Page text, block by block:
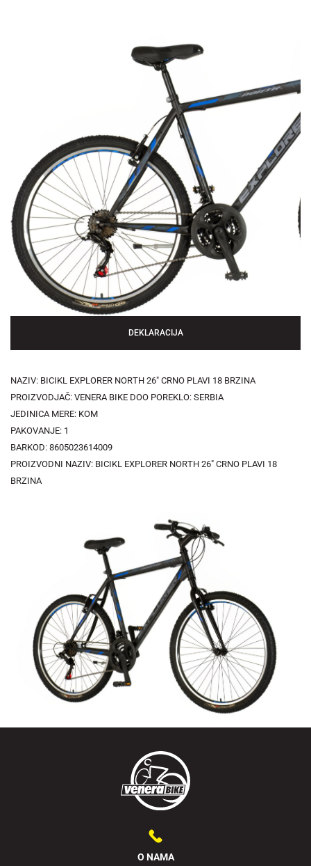
DEKLARACIJA
NAZIV: BICIKL EXPLORER NORTH 26" CRNO PLAVI 18 BRZINA
PROIZVODJAČ: VENERA BIKE DOO POREKLO: SERBIA
JEDINICA MERE: KOM
PAKOVANJE: 1
BARKOD: 8605023614009
PROIZVODNI NAZIV: BICIKL EXPLORER NORTH 26" CRNO PLAVI 18
BRZINA
O NAMA